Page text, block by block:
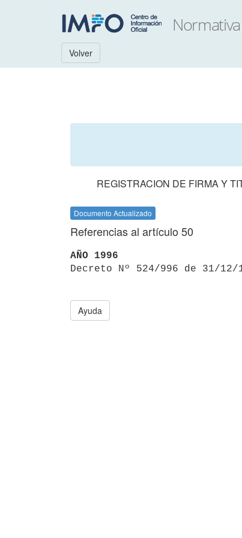
Volver
REGISTRACION DE FIRMA Y
Documento Actualizado
Referencias al artículo 50
AÑO 1996
Decreto Nº 524/996 de 31/
Ayuda